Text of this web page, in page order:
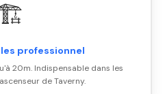
professionnel
20m. Indispensable dans les
de Taverny.